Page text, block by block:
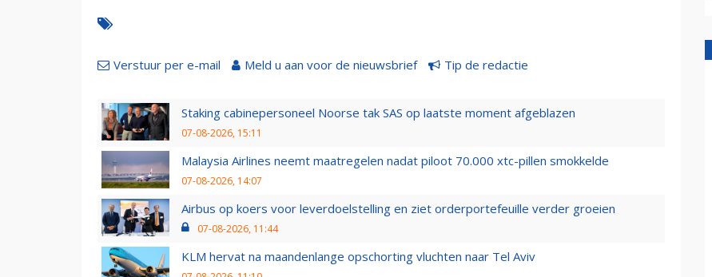
Verstuur per e-mail Meld u aan voor de nieuwsbrief Tip de redactie
Staking cabinepersoneel Noorse tak SAS op laatste moment afgeblazen
07-08-2026, 15:11
Malaysia Airlines neemt maatregelen nadat piloot 70.000 xtc-pillen smokkelde
07-08-2026, 14:07
Airbus op koers voor leverdoelstelling en ziet orderportefeuille verder groeien
07-08-2026, 11:44
KLM hervat na maandenlange opschorting vluchten naar Tel Aviv